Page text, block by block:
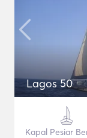
Lagos 50
Kapal Pesiar